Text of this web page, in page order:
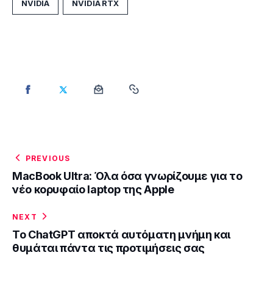
NVIDIA NVIDIA RTX
PREVIOUS
MacBook Ultra: Όλα όσα γνωρίζουμε για το
νέο κορυφαίο laptop της Apple
NEXT
Το ChatGPT αποκτά αυτόματη μνήμη και
θυμάται πάντα τις προτιμήσεις σας